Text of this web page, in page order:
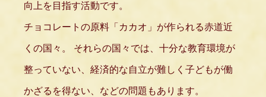
向上を目指す活動です。
チョコレートの原料「カカオ」が作られる赤道近
くの国々。 それらの国々では、十分な教育環境が
整っていない、経済的な自立が難しく子どもが働
かざるを得ない、などの問題もあります。